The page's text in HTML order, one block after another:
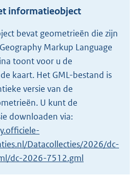
r
o
t
t
e
2
K
b
informatieobject
bevat geometrieën die zijn
Markup Language
toont voor u de
kaart. Het GML-bestand is
versie van de
U kunt de
downloaden via:
Datacollecties/2026/dc-
dc-2026-7512.gml